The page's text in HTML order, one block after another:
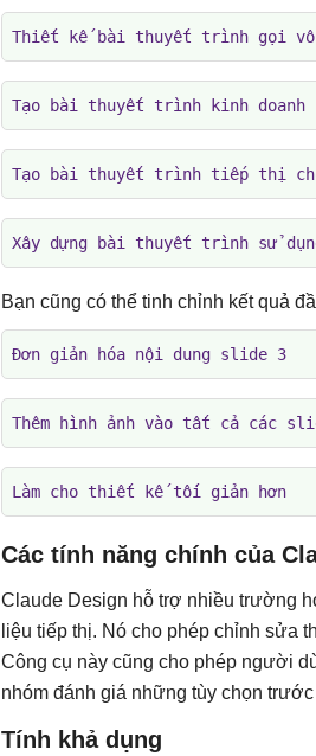
Thiết kế bài thuyết trình gọi
Tạo bài thuyết trình kinh
Tạo bài thuyết trình tiếp thị cho
Xây dựng bài thuyết trình sử
Bạn cũng có thể tinh chỉnh kết quả
Đơn giản hóa nội dung slide 3
Thêm hình ảnh vào tất cả các
Làm cho thiết kế tối giản hơn
Các tính năng chính của
Claude Design hỗ trợ nhiều trường
liệu tiếp thị. Nó cho phép chỉnh sửa
Công cụ này cũng cho phép người
nhóm đánh giá những tùy chọn
Tính khả dụng